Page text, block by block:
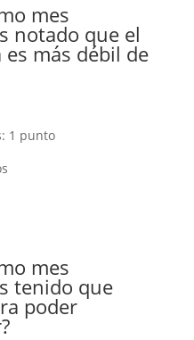
mes
notado que el
más débil de
1 punto
mes
tenido que
poder